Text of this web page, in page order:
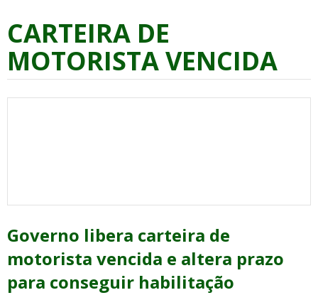
CARTEIRA DE
MOTORISTA VENCIDA
Governo libera carteira de
motorista vencida e altera prazo
para conseguir habilitação